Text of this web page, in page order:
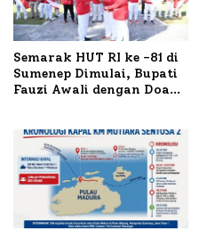
Semarak HUT RI ke -81 di
Sumenep Dimulai, Bupati
Fauzi Awali dengan Doa